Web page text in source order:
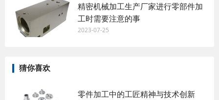
精密机械加工生产厂家进行零部件加
工时需要注意的事
2023-07-25
猜你喜欢
零件加工中的工匠精神与技术创新